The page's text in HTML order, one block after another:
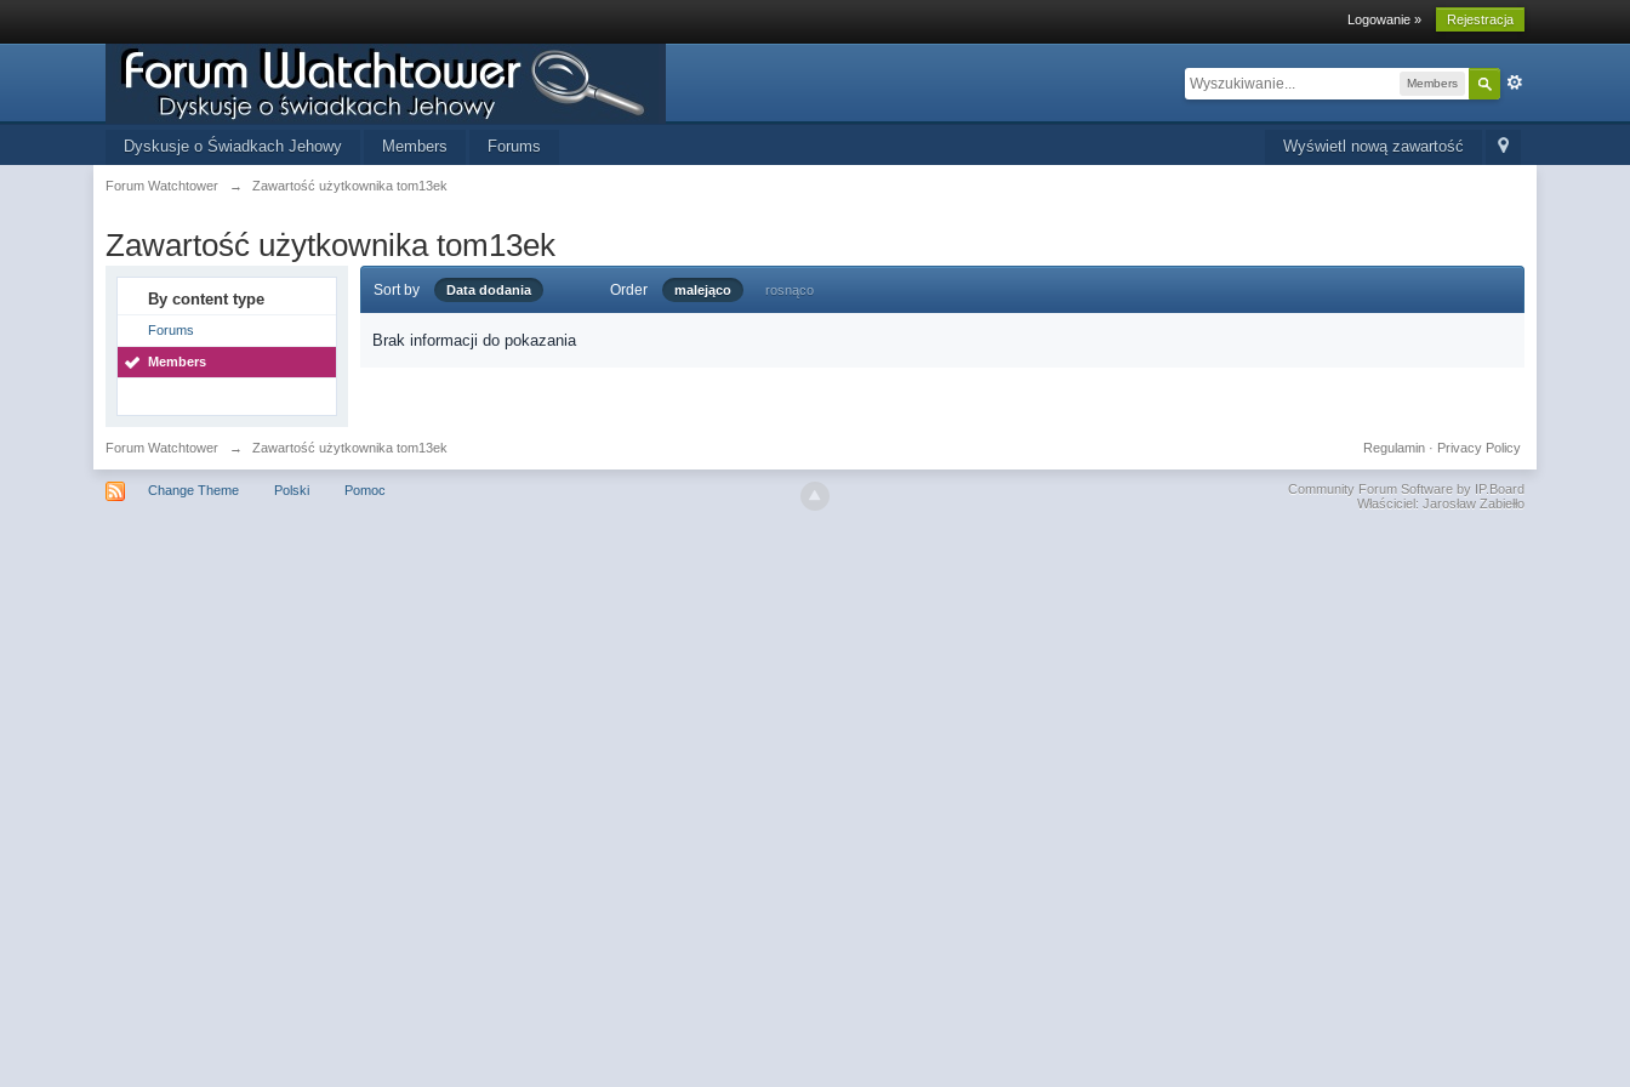
Logowanie » Rejestracja
Members
Wyświetl nową zawartość
Dyskusje o Świadkach Jehowy Members Forums
Forum Watchtower → Zawartość użytkownika tom13ek
Zawartość użytkownika tom13ek
By content type
Forums
Members
Sort by Data dodania Order malejąco rosnąco
Brak informacji do pokazania
Forum Watchtower → Zawartość użytkownika tom13ek Privacy Policy
Regulamin·
Change Theme Polski Pomoc
Community Forum Software by IP.Board
Właściciel: Jarosław Zabiełło